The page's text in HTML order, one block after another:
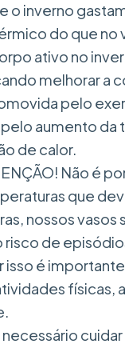
o inverno
do que no
ativo no
melhorar a
pelo
aumento da
de calor.
Não é
que
nossos vasos
risco de
isso é